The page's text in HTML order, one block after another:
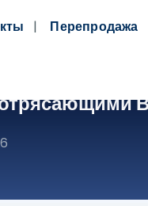
Перепродажа